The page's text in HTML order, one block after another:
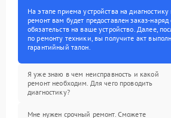
На этапе приема устройства на
ремонт вам будет предоставлен заказ-
обязательств на ваше устройство. Далее,
по ремонту техники, вы получите акт
гарантийный талон.
Я уже знаю в чем неисправность и какой
ремонт необходим. Для чего проводить
диагностику?
Мне нужен срочный ремонт. Сможете